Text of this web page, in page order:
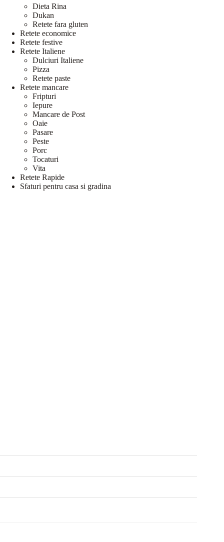
Dieta Rina
Dukan
Retete fara gluten
Retete economice
Retete festive
Retete Italiene
Dulciuri Italiene
Pizza
Retete paste
Retete mancare
Fripturi
Iepure
Mancare de Post
Oaie
Pasare
Peste
Porc
Tocaturi
Vita
Retete Rapide
Sfaturi pentru casa si gradina